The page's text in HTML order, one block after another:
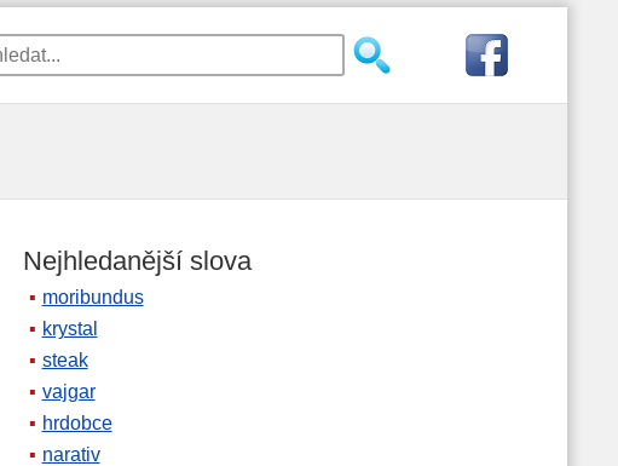
Nejhledanější slova
moribundus
krystal
steak
vajgar
hrdobce
narativ